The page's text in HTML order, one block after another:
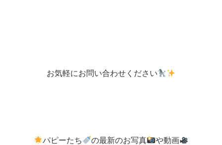
お気軽にお問い合わせください
パピーたち の最新のお写真 や動画